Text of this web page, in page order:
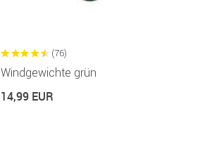
(76)
Windgewichte grün
14,99 EUR